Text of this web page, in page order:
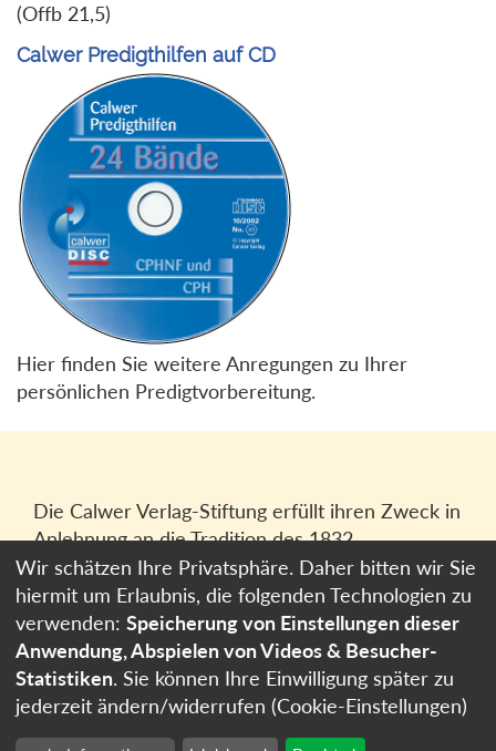
(Offb 21,5)
Calwer Predigthilfen auf CD
Hier finden Sie weitere Anregungen zu Ihrer
persönlichen Predigtvorbereitung.
Die Calwer Verlag-Stiftung erfüllt ihren Zweck in
Anlehnung an die Tradition des 1832
gegründeten Calwer Verlagsvereins, der
heutigen Calwer Verlag Bücher und Medien
GmbHin Stuttgart.
Impressum
Datenschutzerklärung
Cookie-Einstellungen
Wir schätzen Ihre Privatsphäre. Daher bitten wir Sie
hiermit um Erlaubnis, die folgenden Technologien zu
verwenden: Speicherung von Einstellungen dieser
Anwendung, Abspielen von Videos & Besucher-
Statistiken. Sie können Ihre Einwilligung später zu
jederzeit ändern/widerrufen (Cookie-Einstellungen)